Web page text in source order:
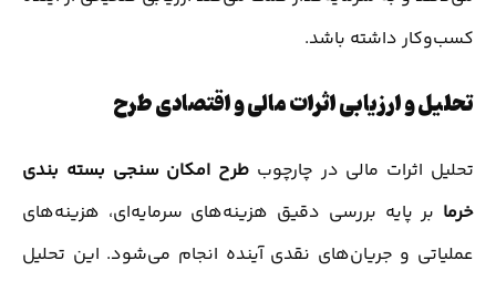
کسب‌وکار داشته باشد.
تحلیل و ارزیابی اثرات مالی و اقتصادی طرح
تحلیل اثرات مالی در چارچوب طرح امکان سنجی بسته بندی
خرما بر پایه بررسی دقیق هزینه‌های سرمایه‌ای، هزینه‌های
عملیاتی و جریان‌های نقدی آینده انجام می‌شود. این تحلیل